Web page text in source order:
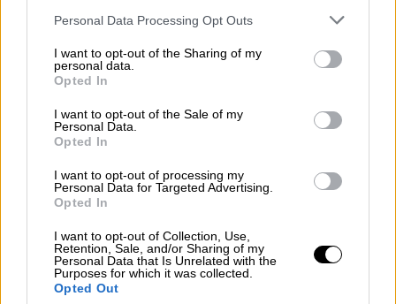
Please note that this website/app uses one or more Google
not limited to your visit or usage behaviour. You may click to
grant or deny consent to Google and its third-party tags to
use your data for below specified purposes in below Google
consent section.
Personal Data Processing Opt Outs
I want to opt-out of the Sharing of my
personal data.
Opted In
I want to opt-out of the Sale of my
Personal Data.
Opted In
I want to opt-out of processing my
Personal Data for Targeted Advertising.
Opted In
I want to opt-out of Collection, Use,
Retention, Sale, and/or Sharing of my
Personal Data that Is Unrelated with the
Purposes for which it was collected.
Opted Out
στη χώρα (καθώς εκπροσωπεί πάνω από
έχει δοθεί νέα παράταση όπως συνέβαινε
την περίοδο των περιοριστικών μέτρων για
κορονoϊό και χωρίς να έχουν γίνει
εκλογές προκειμένου να αναδειχθεί νέο και
κατά συνέπεια δεν μπορεί να
αποφάσεις για κινητοποιήσεις
. Το ζήτημα
του προεδρείου βρίσκεται αυτή τη στιγμή
προσωρινή διοίκηση, η οποία θα το οδηγήσει
σε εκλογές χωρίς να έχει ακόμα
αποσαφηνιστεί ο